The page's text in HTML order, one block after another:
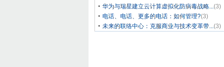
华为与瑞星建立云计算虚拟化防病毒战略...(3)
电话、电话、更多的电话：如何管理?(3)
未来的联络中心：克服商业与技术变革带...(3)